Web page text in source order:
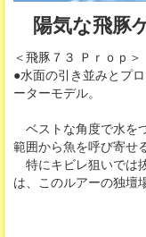
陽気な飛豚
＜飛豚７３ Ｐｒｏｐ＞
●水面の引き並みとプ
ーターモデル。
ベストな角度で水を
範囲から魚を呼び寄せ
特にキビレ狙いでは
は、このルアーの独壇